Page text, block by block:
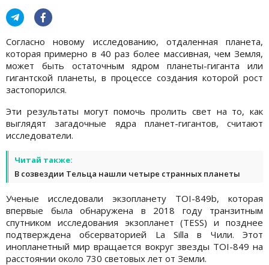
Согласно новому исследованию, отдаленная планета,
которая примерно в 40 раз более массивная, чем Земля,
может быть остаточным ядром планеты-гиганта или
гигантской планеты, в процессе создания которой рост
застопорился.
Эти результаты могут помочь пролить свет на то, как
выглядят загадочные ядра планет-гигантов, считают
исследователи.
Читай также:
В созвездии Тельца нашли четыре странных планеты
Ученые исследовали экзопланету TOI-849b, которая
впервые была обнаружена в 2018 году транзитным
спутником исследования экзопланет (TESS) и позднее
подтверждена обсерваторией La Silla в Чили. Этот
инопланетный мир вращается вокруг звезды TOI-849 на
расстоянии около 730 световых лет от Земли.